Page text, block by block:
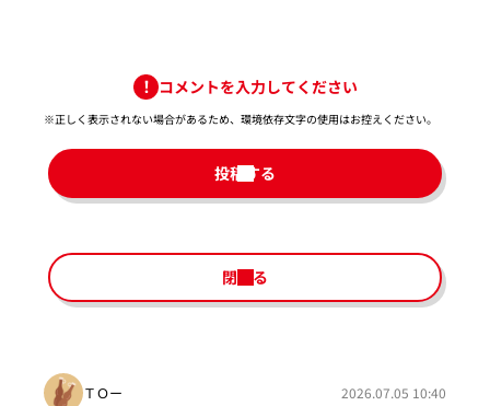
コメントを入力してください
※正しく表示されない場合があるため、環境依存文字の使用はお控えください。​
投稿する
閉じる
ＴＯー 2026.07.05 10:40